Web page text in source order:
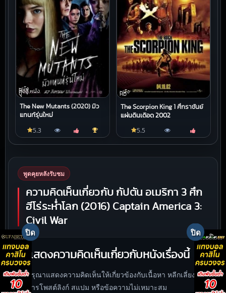
หนัง
ต่อสู้,หนัง
บู๊
The New Mutants (2020) มิว
แทนท์รุ่นใหม่
5.3
หนัง
HD
The Scorpion King 1 ศึกราชันย์
แผ่นดินเดือด 2002
5.5
พูดคุยหลังรับชม
ความคิดเห็นเกี่ยวกับ กัปตัน อเมริกา 3 ศึก
ฮีโร่ระห่ำโลก (2016) Captain America 3:
Civil War
แสดงความคิดเห็นเกี่ยวกับหนังเรื่องนี้
กรุณาแสดงความคิดเห็นให้เกี่ยวข้องกับเนื้อหา หลีกเลี่ยง
การโพสต์ลิงก์ สแปม หรือข้อความไม่เหมาะสม